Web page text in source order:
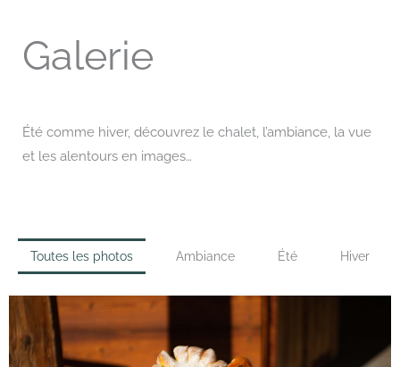
Galerie
Été comme hiver, découvrez le chalet, l’ambiance, la vue
et les alentours en images…
Toutes les photos Ambiance Été Hiver